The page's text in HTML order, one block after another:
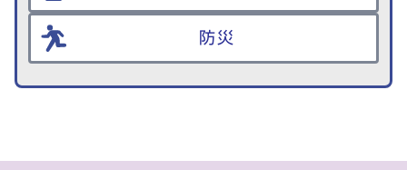
防災